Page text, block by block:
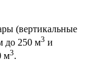
(вертикальные
до 250 м3 и
м3.